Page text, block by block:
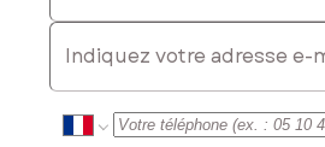
E-mail